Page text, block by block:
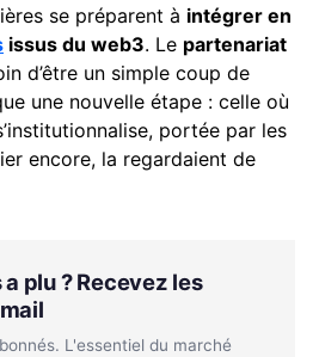
se préparent à intégrer en
issus du web3. Le partenariat
d’être un simple coup de
une nouvelle étape : celle où
portée par les
encore, la regardaient de
plu ? Recevez les
L'essentiel du marché